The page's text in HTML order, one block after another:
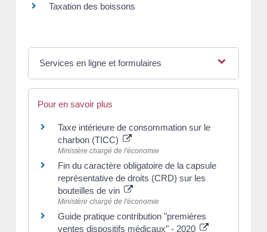
Taxation des boissons
Services en ligne et formulaires
Pour en savoir plus
Taxe intérieure de consommation sur le
charbon (TICC)
Ministère chargé de l'économie
Fin du caractère obligatoire de la capsule
représentative de droits (CRD) sur les
bouteilles de vin
Ministère chargé de l'économie
Guide pratique contribution "premières
ventes dispositifs médicaux" - 2020